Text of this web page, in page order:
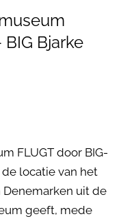
Bjarke
FLUGT door BIG-
locatie van het
uit de
geeft, mede